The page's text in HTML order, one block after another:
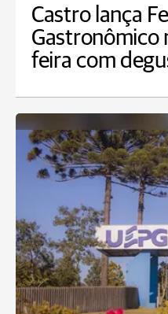
Castro lança
Gastronômico
feira com